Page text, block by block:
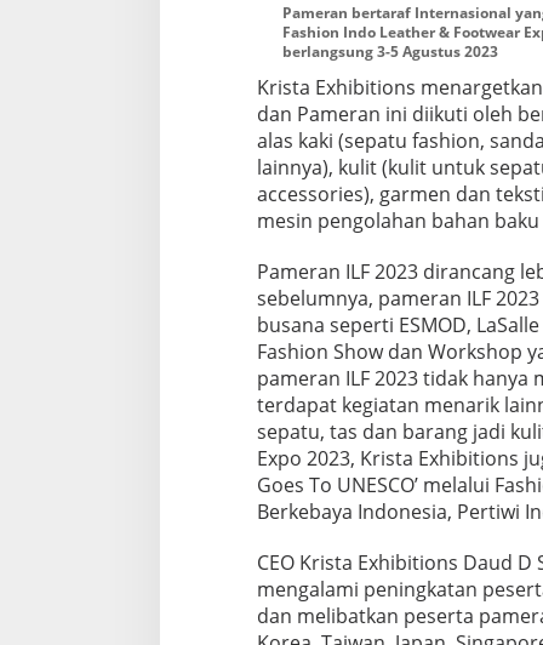
Pameran bertaraf Internasional
Fashion Indo Leather & Footwear
berlangsung 3-5 Agustus 2023
Krista Exhibitions
dan Pameran ini diikuti oleh
alas kaki (sepatu fashion,
lainnya), kulit (kulit untuk
accessories), garmen dan
mesin pengolahan bahan
Pameran ILF 2023 dirancang
sebelumnya, pameran ILF
busana seperti ESMOD,
Fashion Show dan Workshop
pameran ILF 2023 tidak hanya
terdapat kegiatan menarik
sepatu, tas dan barang jadi
Expo 2023, Krista Exhibitions
Goes To UNESCO’ melalui
Berkebaya Indonesia, Pertiwi
CEO Krista Exhibitions Daud D
mengalami peningkatan
dan melibatkan peserta